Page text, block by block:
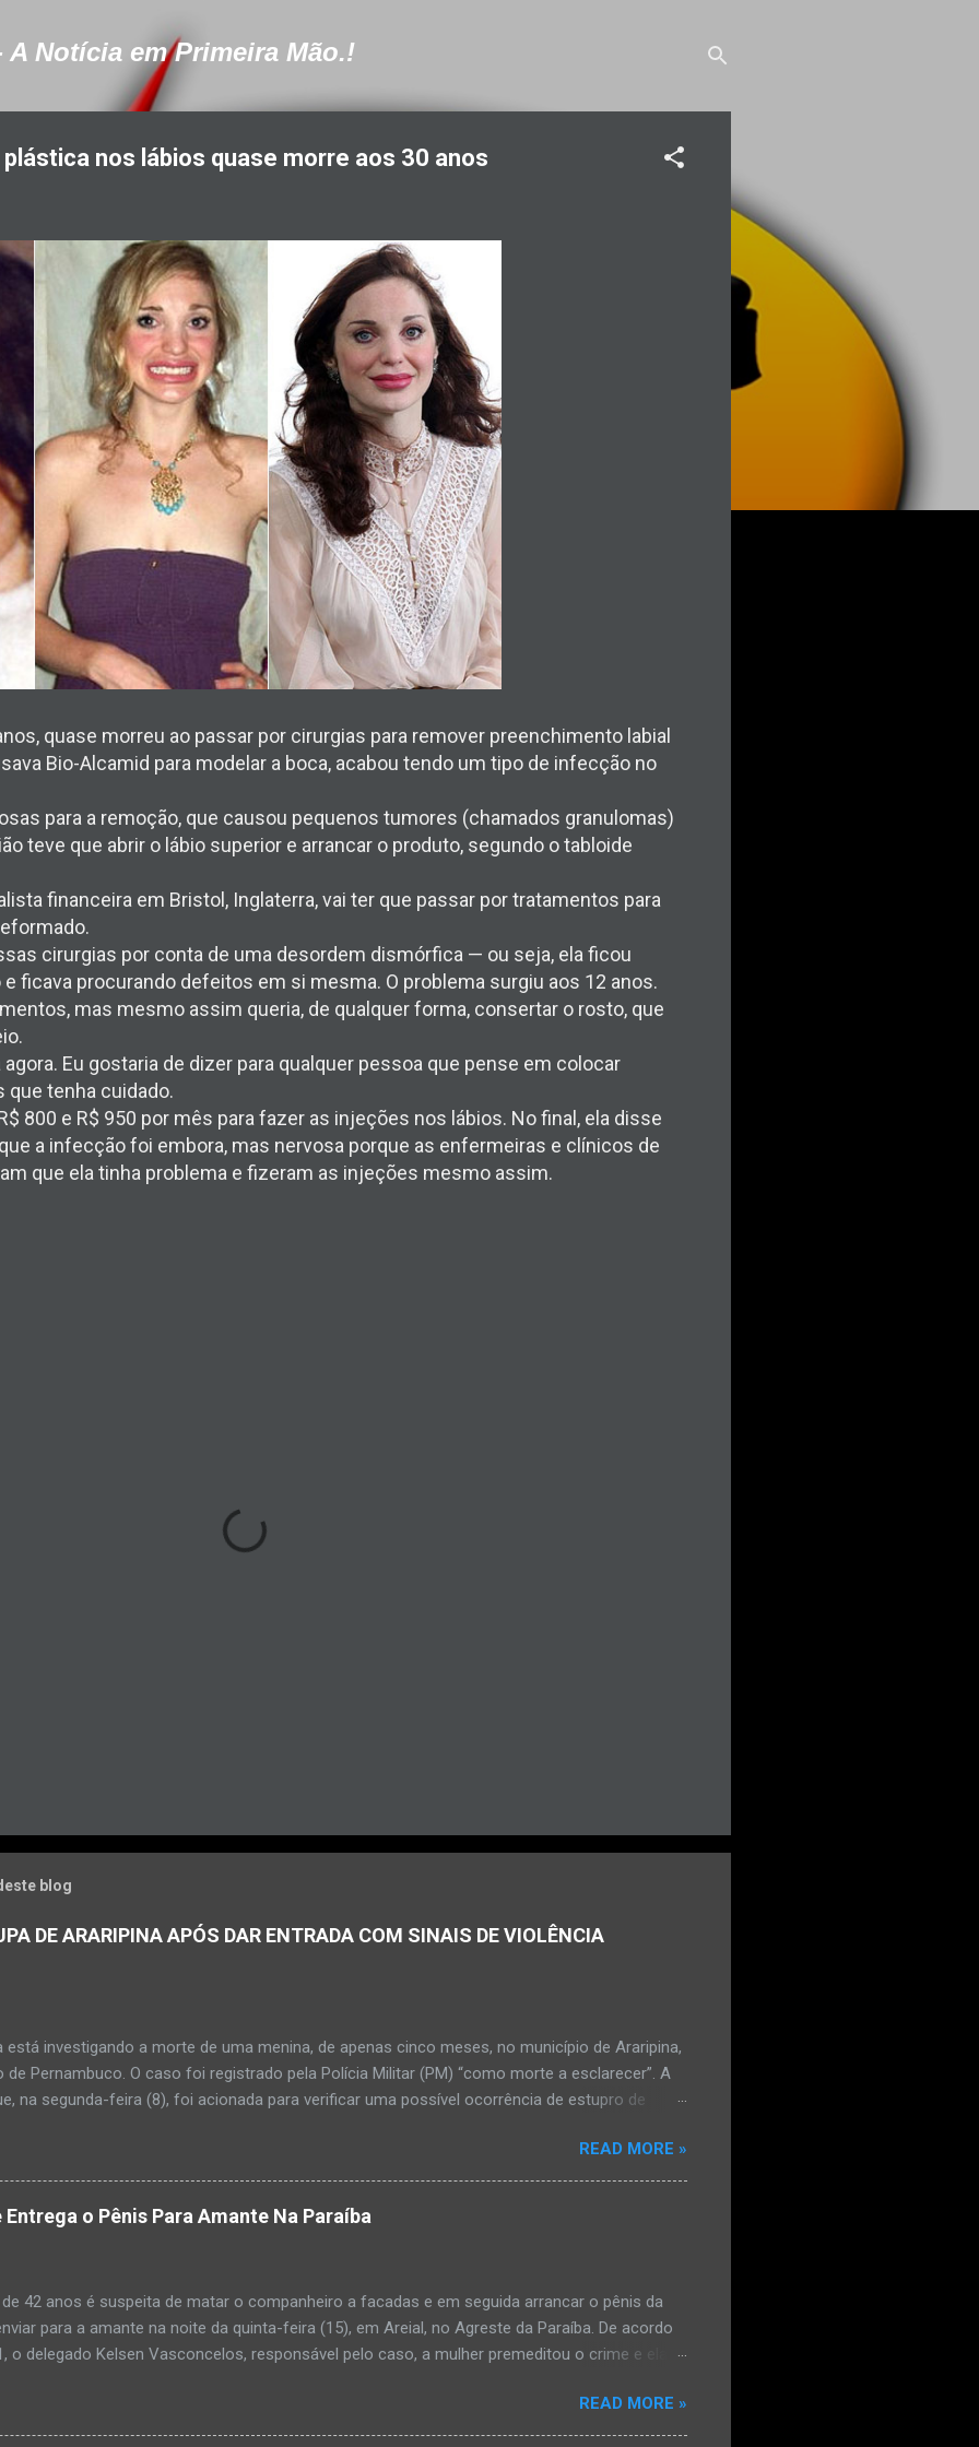
A Notícia em Primeira Mão.!
nos lábios quase morre aos 30 anos
quase morreu ao passar por cirurgias para remover preenchimento labial
Bio-Alcamid para modelar a boca, acabou tendo um tipo de infecção no
para a remoção, que causou pequenos tumores (chamados granulomas)
teve que abrir o lábio superior e arrancar o produto, segundo o tabloide
financeira em Bristol, Inglaterra, vai ter que passar por tratamentos para
cirurgias por conta de uma desordem dismórfica — ou seja, ela ficou
ficava procurando defeitos em si mesma. O problema surgiu aos 12 anos.
mas mesmo assim queria, de qualquer forma, consertar o rosto, que
Eu gostaria de dizer para qualquer pessoa que pense em colocar
tenha cuidado.
800 e R$ 950 por mês para fazer as injeções nos lábios. No final, ela disse
a infecção foi embora, mas nervosa porque as enfermeiras e clínicos de
que ela tinha problema e fizeram as injeções mesmo assim.
blog
DE ARARIPINA APÓS DAR ENTRADA COM SINAIS DE VIOLÊNCIA
está investigando a morte de uma menina, de apenas cinco meses, no município de Araripina,
de Pernambuco. O caso foi registrado pela Polícia Militar (PM) “como morte a esclarecer”. A
na segunda-feira (8), foi acionada para verificar uma possível ocorrência de estupro de
da PM mostra que, segundo informações passadas pela equipe médica, a vítima estava
de desidratação e desnutrição, além de apresentar ruptura anal e vaginal. Os pais
que a criança estava apresentando, desde sábado (6), alguns sinais de mal-estar. Segundo
pais só levaram a menina para UPA após uma piora no estado de saúde, na segunda-feira pela
O...
READ MORE »
o Pênis Para Amante Na Paraíba
42 anos é suspeita de matar o companheiro a facadas e em seguida arrancar o pênis da
para a amante na noite da quinta-feira (15), em Areial, no Agreste da Paraíba. De acordo
o delegado Kelsen Vasconcelos, responsável pelo caso, a mulher premeditou o crime e ela
manhã desta sexta-feira (16), que antes de cometer o crime, a suspeita também escreveu uma
para o filho mais velho, de 18 anos. “Na carta ela pede para que o filho mais velho, fruto
READ MORE »